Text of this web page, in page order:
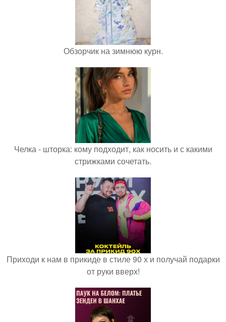
Обзорчик на зимнюю курн.
Челка - шторка: кому подходит, как носить и с какими
стрижками сочетать.
Приходи к нам в прикиде в стиле 90 х и получай подарки
от руки вверх!